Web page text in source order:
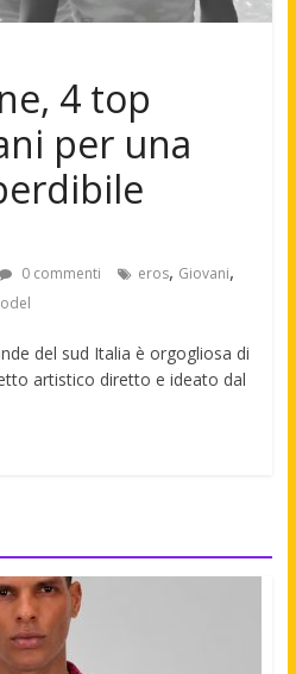
4 top
per una
0 commenti eros, Giovani,
del sud Italia è orgogliosa di
artistico diretto e ideato dal